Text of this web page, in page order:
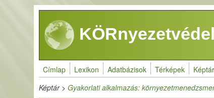
Ugrás a tartalomra
Címlap Lexikon Adatbázisok Térképek Képtár
Képtár>Gyakorlati alkalmazás: